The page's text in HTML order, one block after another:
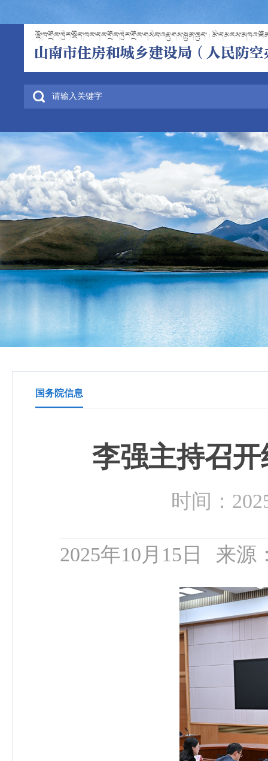
国务院信息
李强主持召
时间：
2025年10月15日 来源